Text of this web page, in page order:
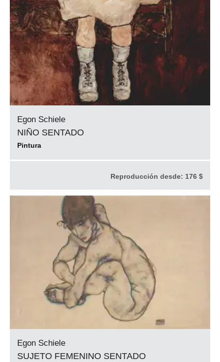
Egon Schiele
NIÑO SENTADO
Pintura
Reproducción desde: 176 $
Egon Schiele
SUJETO FEMENINO SENTADO